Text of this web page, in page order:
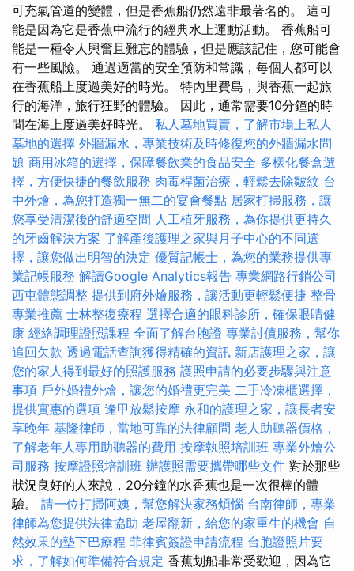
可充氣管道的變體，但是香蕉船仍然遠非最著名的。 這可
能是因為它是香蕉中流行的經典水上運動活動。 香蕉船可
能是一種令人興奮且難忘的體驗，但是應該記住，您可能會
有一些風險。 通過適當的安全預防和常識，每個人都可以
在香蕉船上度過美好的時光。 特內里費島，與香蕉一起旅
行的海洋，旅行狂野的體驗。 因此，通常需要10分鐘的時
間在海上度過美好時光。 私人墓地買賣，了解市場上私人
墓地的選擇 外牆漏水，專業技術及時修復您的外牆漏水問
題 商用冰箱的選擇，保障餐飲業的食品安全 多樣化餐盒選
擇，方便快捷的餐飲服務 肉毒桿菌治療，輕鬆去除皺紋 台
中外燴，為您打造獨一無二的宴會餐點 居家打掃服務，讓
您享受清潔後的舒適空間 人工植牙服務，為你提供更持久
的牙齒解決方案 了解產後護理之家與月子中心的不同選
擇，讓您做出明智的決定 優質記帳士，為您的業務提供專
業記帳服務 解讀Google Analytics報告 專業網路行銷公司
西屯體態調整 提供到府外燴服務，讓活動更輕鬆便捷 整骨
專業推薦 士林整復療程 選擇合適的眼科診所，確保眼睛健
康 經絡調理證照課程 全面了解台胞證 專業討債服務，幫你
追回欠款 透過電話查詢獲得精確的資訊 新店護理之家，讓
您的家人得到最好的照護服務 護照申請的必要步驟與注意
事項 戶外婚禮外燴，讓您的婚禮更完美 二手冷凍櫃選擇，
提供實惠的選項 逢甲放鬆按摩 永和的護理之家，讓長者安
享晚年 基隆律師，當地可靠的法律顧問 老人助聽器價格，
了解老年人專用助聽器的費用 按摩執照培訓班 專業外燴公
司服務 按摩證照培訓班 辦護照需要攜帶哪些文件 對於那些
狀況良好的人來說，20分鐘的水香蕉也是一次很棒的體
驗。 請一位打掃阿姨，幫您解決家務煩惱 台南律師，專業
律師為您提供法律協助 老屋翻新，給您的家重生的機會 自
然效果的墊下巴療程 菲律賓簽證申請流程 台胞證照片要
求，了解如何準備符合規定 香蕉划船非常受歡迎，因為它